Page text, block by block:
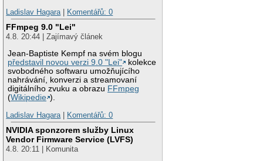
Ladislav Hagara
Komentářů: 0
FFmpeg 9.0 "Lei"
4.8. 20:44 | Zajímavý článek
Jean-Baptiste Kempf na svém blogu
představil novou verzi 9.0 "Lei"
kolekce
svobodného softwaru umožňujícího
nahrávání, konverzi a streamovaní
digitálního zvuku a obrazu FFmpeg
(Wikipedie ).
Ladislav Hagara
Komentářů: 0
NVIDIA sponzorem služby Linux
Vendor Firmware Service (LVFS)
4.8. 20:11 | Komunita